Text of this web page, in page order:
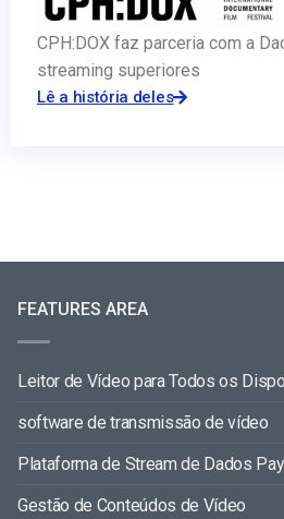
CPH:DOX faz parceria com a
streaming superiores
Lê a história deles
FEATURES AREA
Leitor de Vídeo para Todos os
software de transmissão de vídeo
Plataforma de Stream de Dados
Gestão de Conteúdos de Vídeo